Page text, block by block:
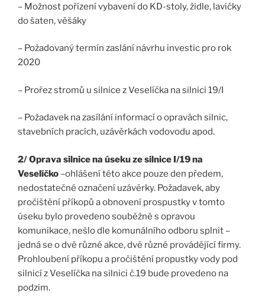
– Možnost pořízení vybavení do KD-stoly, židle, lavičky
do šaten, věšáky
– Požadovaný termín zaslání návrhu investic pro rok
2020
– Prořez stromů u silnice z Veselíčka na silnici 19/I
– Požadavek na zasílání informací o opravách silnic,
stavebních pracích, uzávěrkách vodovodu apod.
2/ Oprava silnice na úseku ze silnice I/19 na
Veselíčko –ohlášení této akce pouze den předem,
nedostatečné označení uzávěrky. Požadavek, aby
pročištění příkopů a obnovení prospustky v tomto
úseku bylo provedeno souběžně s opravou
komunikace, nešlo dle komunálního odboru splnit –
jedná se o dvě různé akce, dvě různé provádějící firmy.
Prohloubení příkopu a pročištění propustky vody pod
silnicí z Veselíčka na silnici č.19 bude provedeno na
podzim.